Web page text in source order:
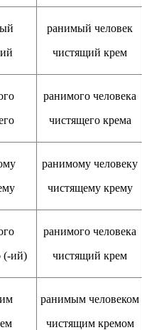
ранимый человек
чистящий крем
ранимого человека
чистящего крема
ранимому человеку
чистящему крему
(-ий)
ранимого человека
чистящий крем
ранимым человеком
чистящим кремом